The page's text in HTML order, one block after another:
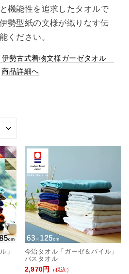
機能性を追求したタオルで
勢型紙の文様が織りなす伝
ください。
伊勢古式着物文様ガーゼタオル
商品詳細へ
」
今治タオル「ガーゼ＆パイル」
バスタオル
2,970円
（税込）